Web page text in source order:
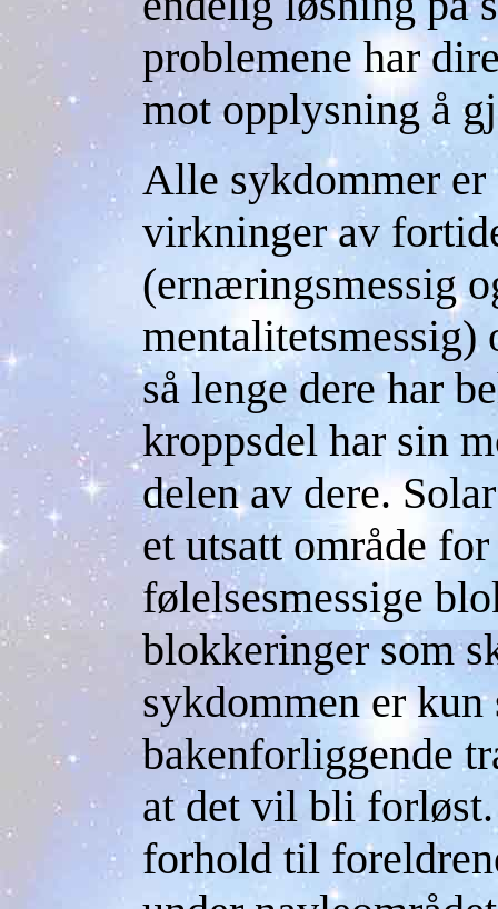
problemene har
mot opplysning å
Alle sykdommer
virkninger av
(ernæringsmessig
mentalitetsmessig)
så lenge dere har
kroppsdel har sin
delen av dere.
et utsatt område
følelsesmessige
blokkeringer som
sykdommen er
bakenforliggende
at det vil bli
forhold til